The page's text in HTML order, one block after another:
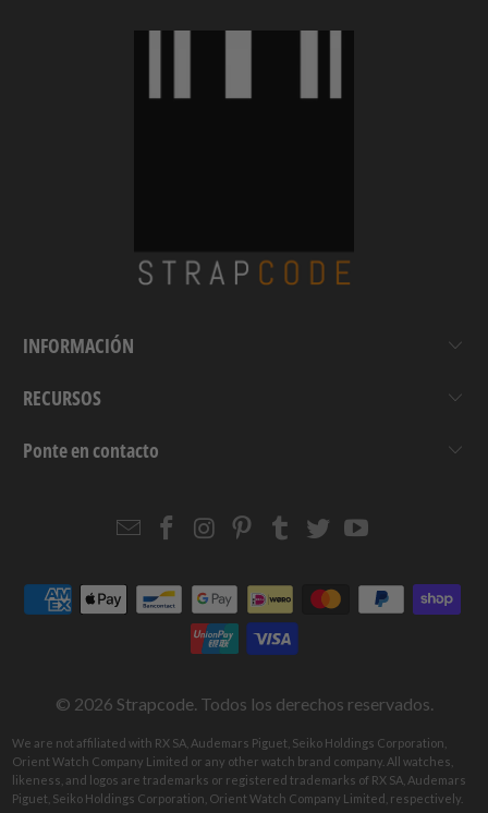
INFORMACIÓN
RECURSOS
Ponte en contacto
EmailStrapcode
Facebook
Strapcode
Instagram
Strapcode
Pinterest
Strapcode
Tumblr
Strapcode
TwitterYouTube
© 2026 Strapcode. Todos los derechos reservados.
We are not affiliated with RX SA, Audemars Piguet, Seiko Holdings Corporation,
Orient Watch Company Limited or any other watch brand company. All watches,
likeness, and logos are trademarks or registered trademarks of RX SA, Audemars
Piguet, Seiko Holdings Corporation, Orient Watch Company Limited, respectively.